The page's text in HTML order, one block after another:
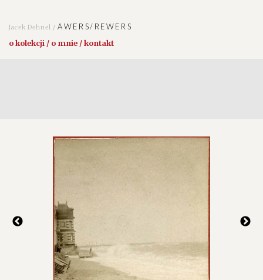
Jacek Dehnel /AWERS/REWERS
o kolekcji / o mnie / kontakt